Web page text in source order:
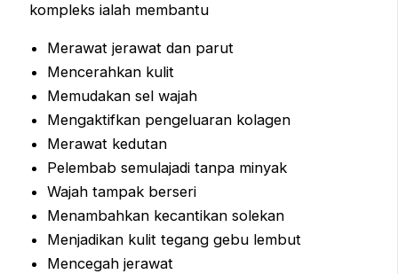
kompleks ialah membantu
Merawat jerawat dan parut
Mencerahkan kulit
Memudakan sel wajah
Mengaktifkan pengeluaran kolagen
Merawat kedutan
Pelembab semulajadi tanpa minyak
Wajah tampak berseri
Menambahkan kecantikan solekan
Menjadikan kulit tegang gebu lembut
Mencegah jerawat